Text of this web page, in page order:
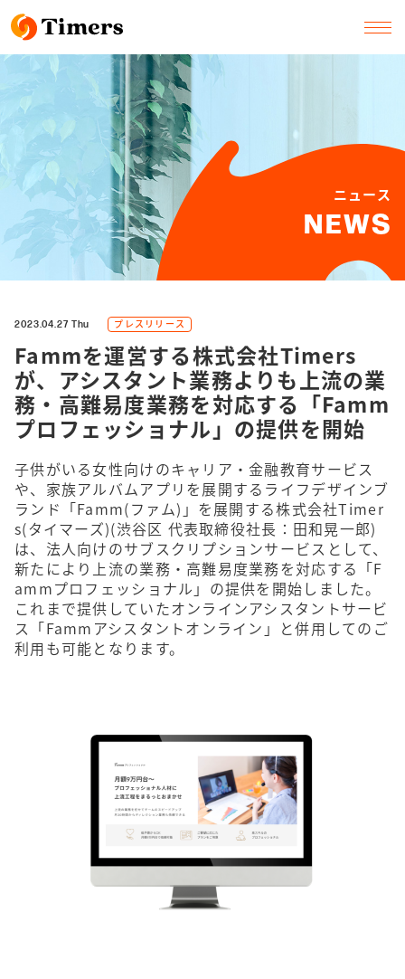
ニュース
NEWS
2023.04.27 Thu プレスリリース
Fammを運営する株式会社Timers
が、アシスタント業務よりも上流の業
務・高難易度業務を対応する「Famm
プロフェッショナル」の提供を開始
子供がいる女性向けのキャリア・金融教育サービス
や、家族アルバムアプリを展開するライフデザインブ
ランド「Famm(ファム)」を展開する株式会社Timer
s(タイマーズ)(渋⾕区 代表取締役社⻑：⽥和晃⼀郎)
は、法人向けのサブスクリプションサービスとして、
新たにより上流の業務・高難易度業務を対応する「F
ammプロフェッショナル」の提供を開始しました。
これまで提供していたオンラインアシスタントサービ
ス「Fammアシスタントオンライン」と併用してのご
利用も可能となります。